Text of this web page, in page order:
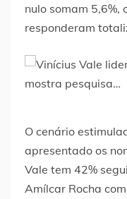
nulo somam 5,6%,
responderam
O cenário
apresentado os
Vale tem 42%
Amílcar Rocha